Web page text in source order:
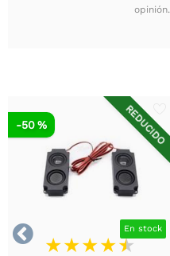
opinión.

REDUCIDO
En stock
-50 %